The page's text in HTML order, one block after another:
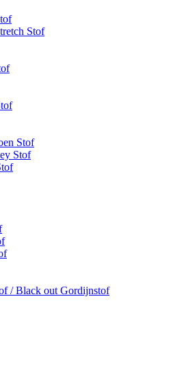
Stof
Stof
Stof
/ Black out Gordijnstof